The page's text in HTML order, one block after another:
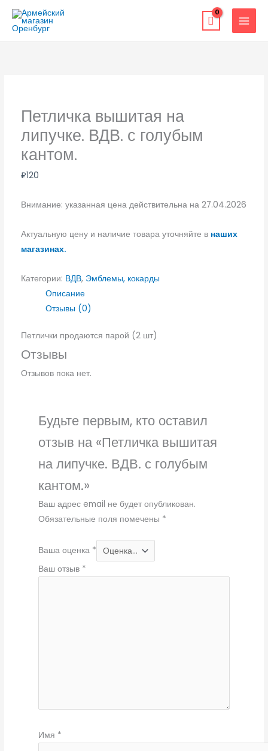
Перейти
содержимому
Петличка вышитая на
липучке. ВДВ. с голубым
кантом.
₽120
Внимание: указанная цена действительна на 27.04.2026
Актуальную цену и наличие товара уточняйте в наших
магазинах.
Категории: ВДВ, Эмблемы, кокарды
Описание
Отзывы (0)
Петлички продаются парой (2 шт)
Отзывы
Отзывов пока нет.
Будьте первым, кто оставил
отзыв на «Петличка вышитая
на липучке. ВДВ. с голубым
кантом.»
Ваш адрес email не будет опубликован.
Обязательные поля помечены *
Ваша оценка *
Ваш отзыв *
Имя *